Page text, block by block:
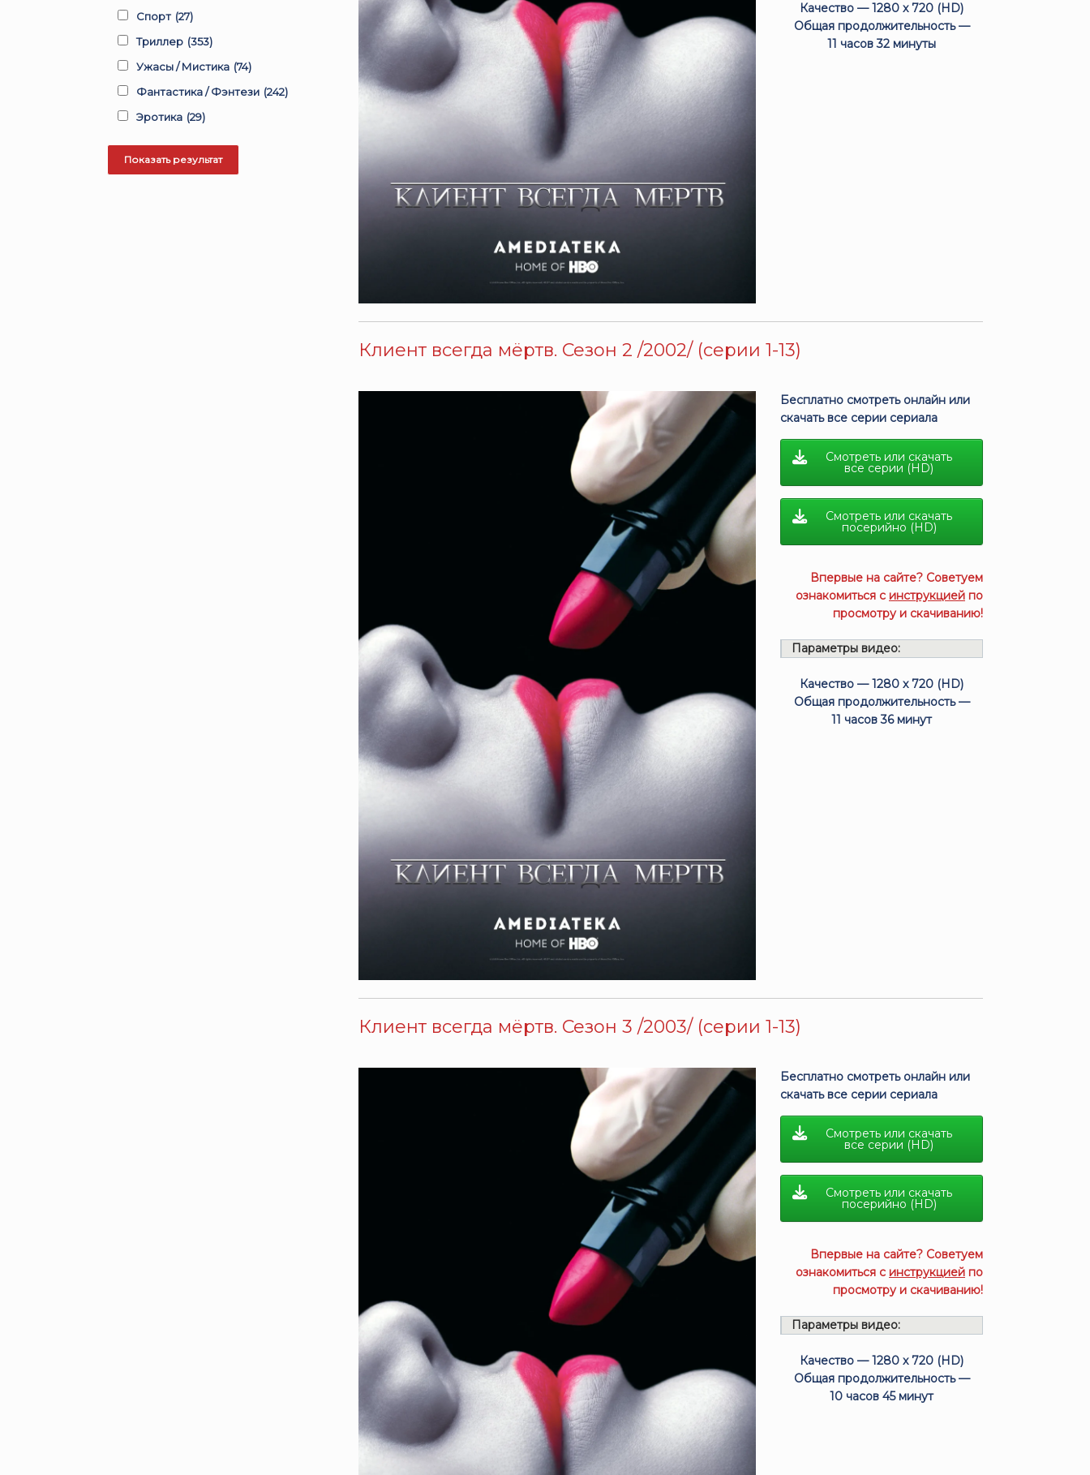
Качество — 1280 x 720 (HD)
Общая продолжительность —
11 часов 32 минуты
Клиент всегда мёртв. Сезон 2 /2002/ (серии 1-13)
Бесплатно смотреть онлайн или
скачать все серии сериала
Смотреть или скачать
все серии (HD)
Смотреть или скачать
посерийно (HD)
Впервые на сайте? Советуем
ознакомиться с инструкцией по
просмотру и скачиванию!
Параметры видео:
Качество — 1280 x 720 (HD)
Общая продолжительность —
11 часов 36 минут
Клиент всегда мёртв. Сезон 3 /2003/ (серии 1-13)
Бесплатно смотреть онлайн или
скачать все серии сериала
Смотреть или скачать
все серии (HD)
Смотреть или скачать
посерийно (HD)
Впервые на сайте? Советуем
ознакомиться с инструкцией по
просмотру и скачиванию!
Параметры видео:
Качество — 1280 x 720 (HD)
Общая продолжительность —
10 часов 45 минут
Спорт (27)
Триллер (353)
Ужасы / Мистика (74)
Фантастика / Фэнтези (242)
Эротика (29)